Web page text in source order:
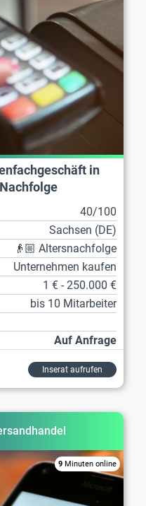
in
40/100
Sachsen (DE)
👴🏼 Altersnachfolge
Unternehmen kaufen
1 € - 250.000 €
bis 10 Mitarbeiter
Auf Anfrage
Inserat aufrufen
9 Minuten online